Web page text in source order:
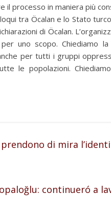
il processo in maniera più
tra Öcalan e lo Stato
di Öcalan.
uno scopo. Chiediamo
per tutti i gruppi
le popolazioni.
prendono di mira
continueró a